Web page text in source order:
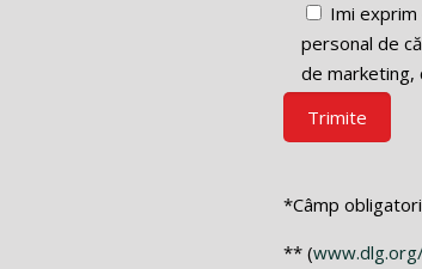
Imi
personal de
de marketing,
*Câmp
** (